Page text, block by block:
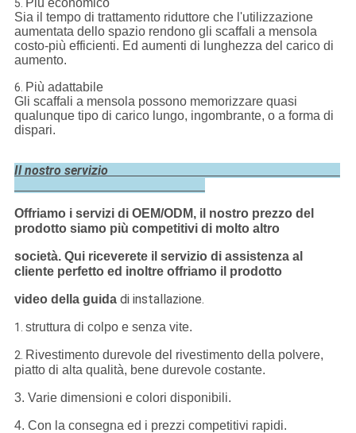
5. Più economico
Sia il tempo di trattamento riduttore che l'utilizzazione
aumentata dello spazio rendono gli scaffali a mensola
costo-più efficienti. Ed aumenti di lunghezza del carico di
aumento.
6. Più adattabile
Gli scaffali a mensola possono memorizzare quasi
qualunque tipo di carico lungo, ingombrante, o a forma di
dispari.
Il nostro servizio
Offriamo i servizi di OEM/ODM, il nostro prezzo del
prodotto siamo più competitivi di molto altro
società. Qui riceverete il servizio di assistenza al
cliente perfetto ed inoltre offriamo il prodotto
video della guidadi installazione.
1. struttura di colpo e senza vite.
2. Rivestimento durevole del rivestimento della polvere,
piatto di alta qualità, bene durevole costante.
3. Varie dimensioni e colori disponibili.
4. Con la consegna ed i prezzi competitivi rapidi.